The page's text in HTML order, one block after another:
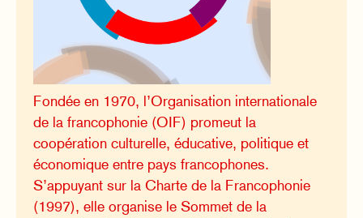
Fondée en 1970, l’Organisation internationale
de la francophonie (OIF) promeut la
coopération culturelle, éducative, politique et
économique entre pays francophones.
S’appuyant sur la Charte de la Francophonie
(1997), elle organise le Sommet de la